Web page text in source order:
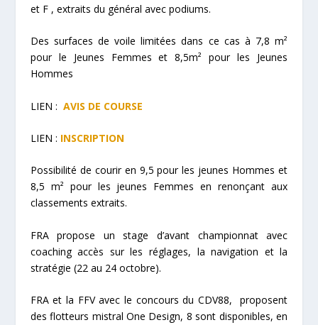
et F , extraits du général avec podiums.
Des surfaces de voile limitées dans ce cas à 7,8 m²
pour le Jeunes Femmes et 8,5m² pour les Jeunes
Hommes
LIEN : AVIS DE COURSE
LIEN : INSCRIPTION
Possibilité de courir en 9,5 pour les jeunes Hommes et
8,5 m² pour les jeunes Femmes en renonçant aux
classements extraits.
FRA propose un stage d’avant championnat avec
coaching accès sur les réglages, la navigation et la
stratégie (22 au 24 octobre).
FRA et la FFV avec le concours du CDV88, proposent
des flotteurs mistral One Design, 8 sont disponibles, en